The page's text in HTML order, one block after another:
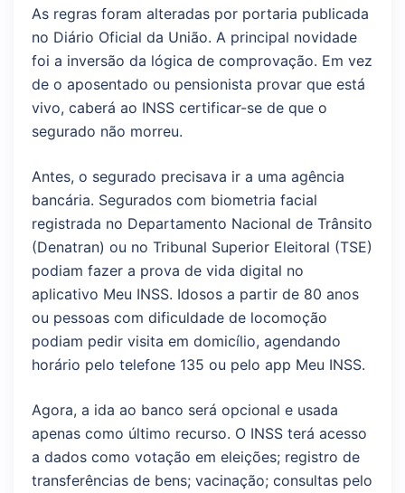
As regras foram alteradas por portaria publicada
no Diário Oficial da União. A principal novidade
foi a inversão da lógica de comprovação. Em vez
de o aposentado ou pensionista provar que está
vivo, caberá ao INSS certificar-se de que o
segurado não morreu.
Antes, o segurado precisava ir a uma agência
bancária. Segurados com biometria facial
registrada no Departamento Nacional de Trânsito
(Denatran) ou no Tribunal Superior Eleitoral (TSE)
podiam fazer a prova de vida digital no
aplicativo Meu INSS. Idosos a partir de 80 anos
ou pessoas com dificuldade de locomoção
podiam pedir visita em domicílio, agendando
horário pelo telefone 135 ou pelo app Meu INSS.
Agora, a ida ao banco será opcional e usada
apenas como último recurso. O INSS terá acesso
a dados como votação em eleições; registro de
transferências de bens; vacinação; consultas pelo